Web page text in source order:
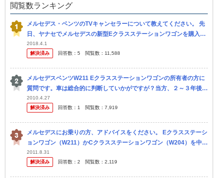
閲覧数ランキング
メルセデス・ベンツのTVキャンセラーについて教えてください。 先
日、ヤナセでメルセデスの新型Eクラスステーションワゴンを購入
し、納車後すぐにTVキャンセラー（コーディングタイプでない）を
取り付け...
2018.4.1
解決済み
回答数： 5 閲覧数： 11,588
メルセデスベンツW211 Eクラスステーションワゴンの所有者の方に
質問です。車は総合的に判断していかがですが？当方、２～３年後に
中古で購入しようと考えております。知り合いの車屋いわく、 メル
セデ...
2010.4.27
解決済み
回答数： 1 閲覧数： 7,919
メルセデスにお乗りの方、アドバイスをください。 Eクラスステーシ
ョンワゴン（W211）かCクラスステーションワゴン（W204）を中古
で買おうと思っています。 予算（車体本体）は300万円前後が希...
2011.8.31
解決済み
回答数： 2 閲覧数： 2,119